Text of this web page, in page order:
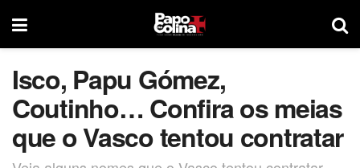
Isco, Papu Gómez,
Coutinho… Confira os meias
que o Vasco tentou contratar